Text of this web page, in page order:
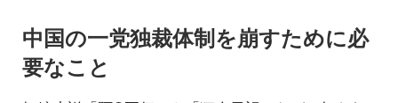
中国の一党独裁体制を崩すために必
要なこと